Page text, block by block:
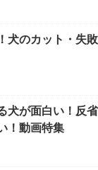
犬のカット・失
犬が面白い！反
！動画特集